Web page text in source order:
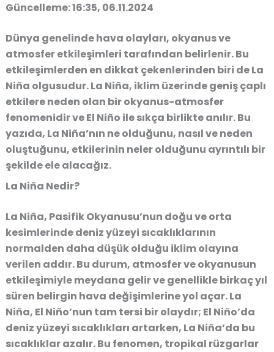
Güncelleme: 16:35, 06.11.2024
Dünya genelinde hava olayları, okyanus ve
atmosfer etkileşimleri tarafından belirlenir. Bu
etkileşimlerden en dikkat çekenlerinden biri deLa
Niña olgusudur. La Niña, iklim üzerinde geniş çaplı
etkilere neden olan bir okyanus-atmosfer
fenomenidir ve El Niño ile sıkça birlikte anılır. Bu
yazıda, La Niña’nın ne olduğunu, nasıl ve neden
oluştuğunu, etkilerinin neler olduğunu ayrıntılı bir
şekilde ele alacağız.
La Niña Nedir?
La Niña, Pasifik Okyanusu’nun doğu ve orta
kesimlerinde deniz yüzeyi sıcaklıklarının
normalden daha düşük olduğu iklim olayına
verilen addır. Bu durum, atmosfer ve okyanusun
etkileşimiyle meydana gelir ve genellikle birkaç yıl
süren belirgin hava değişimlerine yol açar.La
Niña, El Niño’nun tam tersi bir olaydır; El Niño’da
deniz yüzeyi sıcaklıkları artarken, La Niña’da bu
sıcaklıklar azalır. Bu fenomen, tropikal rüzgarlar